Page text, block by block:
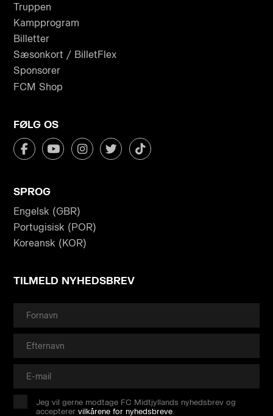
Truppen
Kampprogram
Billetter
Sæsonkort / BilletFlex
Sponsorer
FCM Shop
FØLG OS
SPROG
Engelsk (GBR)
Portugisisk (POR)
Koreansk (KOR)
TILMELD NYHEDSBREV
Jeg vil gerne modtage FC Midtjyllands nyhedsbrev og
accepterervilkårene for nyhedsbreve